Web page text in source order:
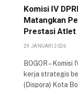
Komisi IV
Matangkan
Prestasi Atlet
29 JANUARI 2026
BOGOR –
kerja strategis
(Dispora) Kota